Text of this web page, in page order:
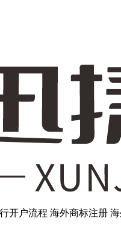
开户流程 海外商标注册